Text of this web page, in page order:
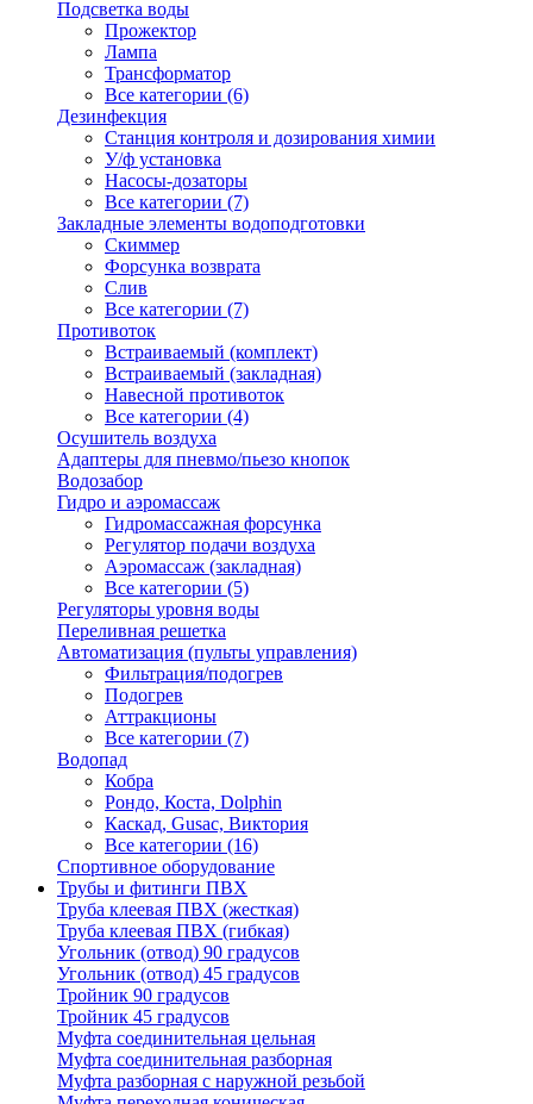
Подсветка воды
Прожектор
Лампа
Трансформатор
Все категории (6)
Дезинфекция
Станция контроля и дозирования химии
У/ф установка
Насосы-дозаторы
Все категории (7)
Закладные элементы водоподготовки
Скиммер
Форсунка возврата
Слив
Все категории (7)
Противоток
Встраиваемый (комплект)
Встраиваемый (закладная)
Навесной противоток
Все категории (4)
Осушитель воздуха
Адаптеры для пневмо/пьезо кнопок
Водозабор
Гидро и аэромассаж
Гидромассажная форсунка
Регулятор подачи воздуха
Аэромассаж (закладная)
Все категории (5)
Регуляторы уровня воды
Переливная решетка
Автоматизация (пульты управления)
Фильтрация/подогрев
Подогрев
Аттракционы
Все категории (7)
Водопад
Кобра
Рондо, Коста, Dolphin
Каскад, Gusac, Виктория
Все категории (16)
Спортивное оборудование
Трубы и фитинги ПВХ
Труба клеевая ПВХ (жесткая)
Труба клеевая ПВХ (гибкая)
Угольник (отвод) 90 градусов
Угольник (отвод) 45 градусов
Тройник 90 градусов
Тройник 45 градусов
Муфта соединительная цельная
Муфта соединительная разборная
Муфта разборная с наружной резьбой